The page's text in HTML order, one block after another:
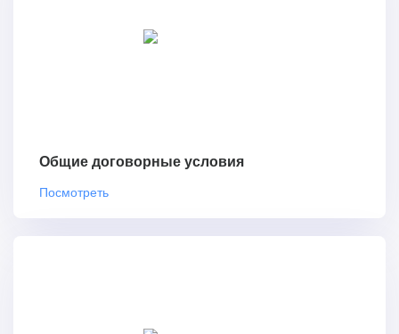
Общие договорные условия
Посмотреть